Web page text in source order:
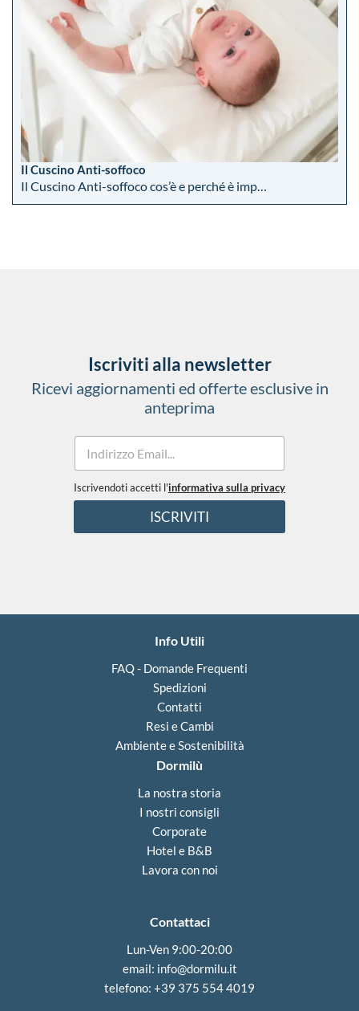
Il Cuscino Anti-soffoco
Il Cuscino Anti-soffoco cos’è e perché è imp…
Iscriviti alla newsletter
Ricevi aggiornamenti ed offerte esclusive in
anteprima
m
a
i
*
a
i
l
Iscrivendoti accetti l'informativa sulla privacy
ISCRIVITI
Info Utili
FAQ - Domande Frequenti
Spedizioni
Contatti
Resi e Cambi
Ambiente e Sostenibilità
Dormilù
La nostra storia
I nostri consigli
Corporate
Hotel e B&B
Lavora con noi
Contattaci
Lun-Ven 9:00-20:00
email: info@dormilu.it
telefono: ‪+39 375 554 4019‬